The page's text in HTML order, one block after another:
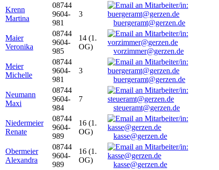
Krenn
Martina
08744
9604-
981
3
buergeramt@gerzen.de
Maier
Veronika
08744
9604-
985
14 (1.
OG)
vorzimmer@gerzen.de
Meier
Michelle
08744
9604-
981
3
buergeramt@gerzen.de
Neumann
Maxi
08744
9604-
984
7
steueramt@gerzen.de
Niedermeier
Renate
08744
9604-
989
16 (1.
OG)
kasse@gerzen.de
Obermeier
Alexandra
08744
9604-
989
16 (1.
OG)
kasse@gerzen.de